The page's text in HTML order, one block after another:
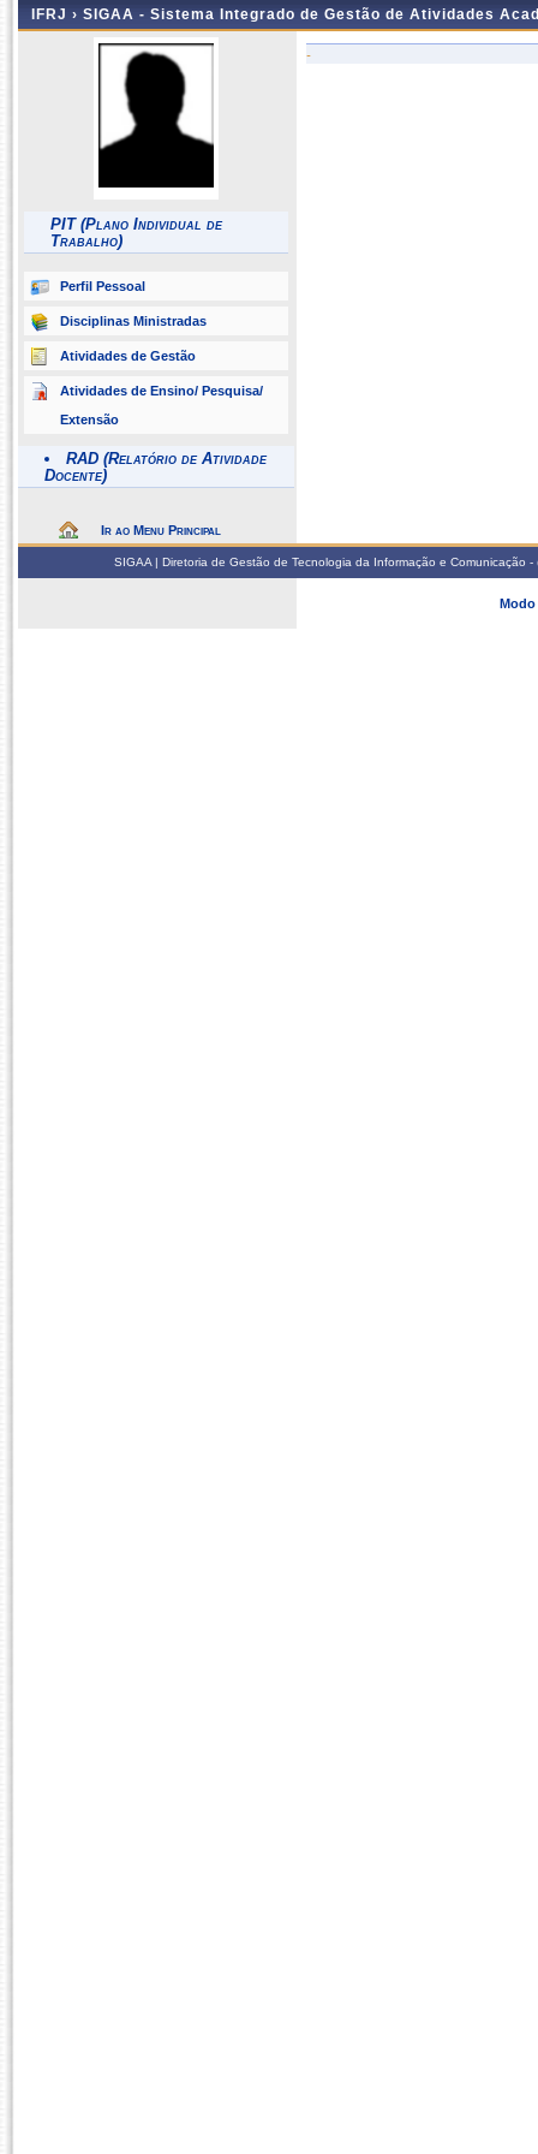
IFRJ › SIGAA - Sistema Integrado de Gestão de Atividades
PIT (Plano Individual de
Trabalho)
Perfil Pessoal
Disciplinas Ministradas
Atividades de Gestão
Atividades de Ensino/ Pesquisa/
Extensão
RAD (Relatório de Atividade
Docente)
Ir ao Menu Principal
-
SIGAA | Diretoria de Gestão de Tecnologia da Informação e
Modo